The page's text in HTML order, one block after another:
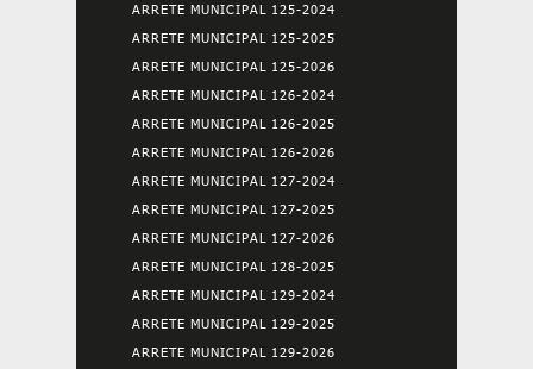
ARRETE MUNICIPAL 125-2024
ARRETE MUNICIPAL 125-2025
ARRETE MUNICIPAL 125-2026
ARRETE MUNICIPAL 126-2024
ARRETE MUNICIPAL 126-2025
ARRETE MUNICIPAL 126-2026
ARRETE MUNICIPAL 127-2024
ARRETE MUNICIPAL 127-2025
ARRETE MUNICIPAL 127-2026
ARRETE MUNICIPAL 128-2025
ARRETE MUNICIPAL 129-2024
ARRETE MUNICIPAL 129-2025
ARRETE MUNICIPAL 129-2026